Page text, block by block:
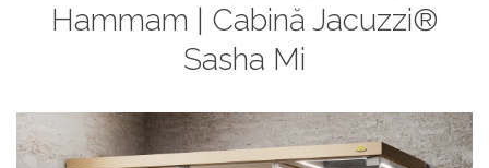
Hammam | Cabină Jacuzzi®
Sasha Mi